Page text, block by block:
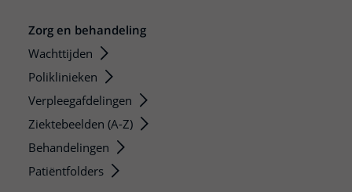
Zorg en behandeling
Wachttijden
Poliklinieken
Verpleegafdelingen
Ziektebeelden (A-Z)
Behandelingen
Patiëntfolders